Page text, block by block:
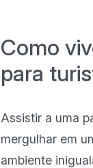
Como
para
Assistir a uma
mergulhar em
ambiente